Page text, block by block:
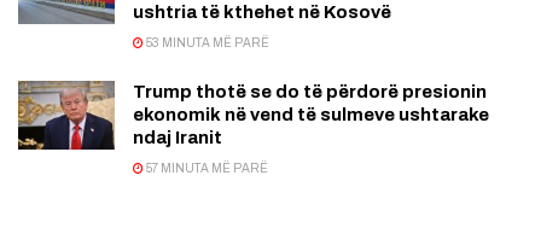
ushtria të kthehet në Kosovë
53 MINUTA MË PARË
Trump thotë se do të përdorë presionin
ekonomik në vend të sulmeve ushtarake
ndaj Iranit
57 MINUTA MË PARË